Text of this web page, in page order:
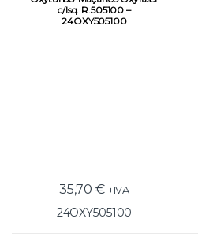
c/Isq. R.505100 –
24OXY505100
35,70 € +IVA
24OXY505100